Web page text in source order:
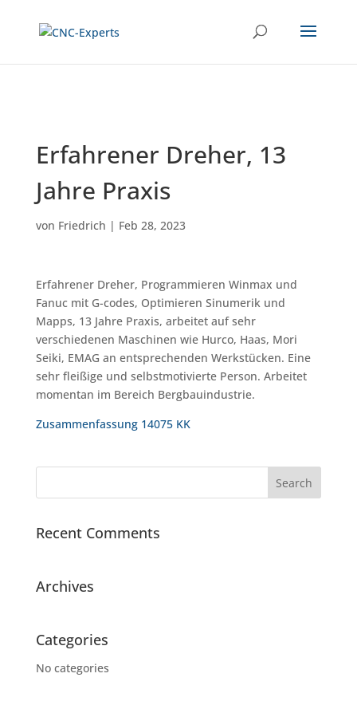
Erfahrener Dreher, 13
Jahre Praxis
von Friedrich | Feb 28, 2023
Erfahrener Dreher, Programmieren Winmax und
Fanuc mit G-codes, Optimieren Sinumerik und
Mapps, 13 Jahre Praxis, arbeitet auf sehr
verschiedenen Maschinen wie Hurco, Haas, Mori
Seiki, EMAG an entsprechenden Werkstücken. Eine
sehr fleißige und selbstmotivierte Person. Arbeitet
momentan im Bereich Bergbauindustrie.
Zusammenfassung 14075 KK
Recent Comments
Archives
Categories
No categories